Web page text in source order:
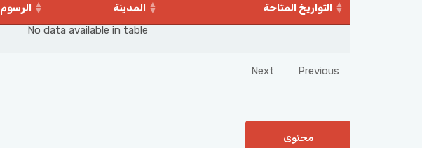
التواريخ المتاحة المدينة الرسوم
No data available in table
Previous
Next
محتوى